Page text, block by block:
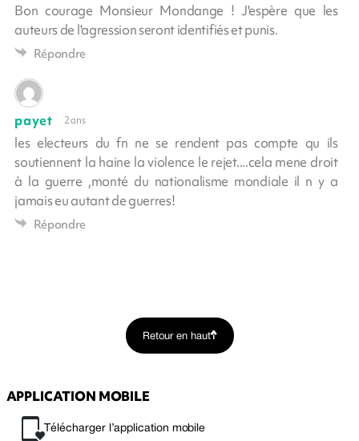
Bon courage Monsieur Mondange ! J'espère que les
auteurs de l'agression seront identifiés et punis.
Répondre
payet 2 ans
les electeurs du fn ne se rendent pas compte qu ils
soutiennent la haine la violence le rejet....cela mene droit
à la guerre ,monté du nationalisme mondiale il n y a
jamais eu autant de guerres!
Répondre
Retour en haut
APPLICATION MOBILE
Télécharger l’application mobile